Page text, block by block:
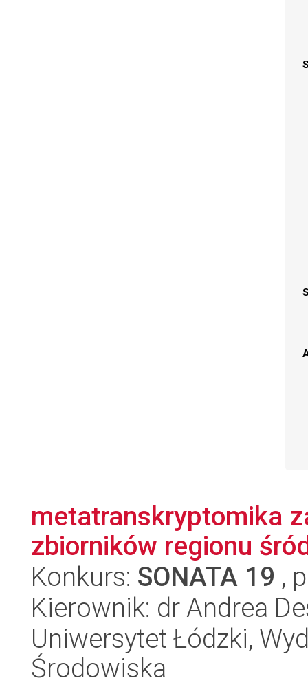
metatranskryptomika
zbiorników regionu
Konkurs: SONATA 19 ,
Kierownik: dr Andrea
Uniwersytet Łódzki,
Środowiska